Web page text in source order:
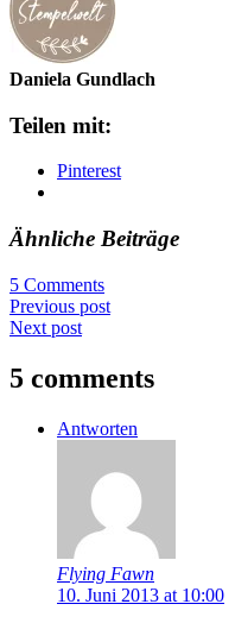
Daniela Gundlach
Teilen mit:
Pinterest
Ähnliche Beiträge
5 Comments
Previous post
Next post
5 comments
Antworten
Flying Fawn
10. Juni 2013 at 10:00